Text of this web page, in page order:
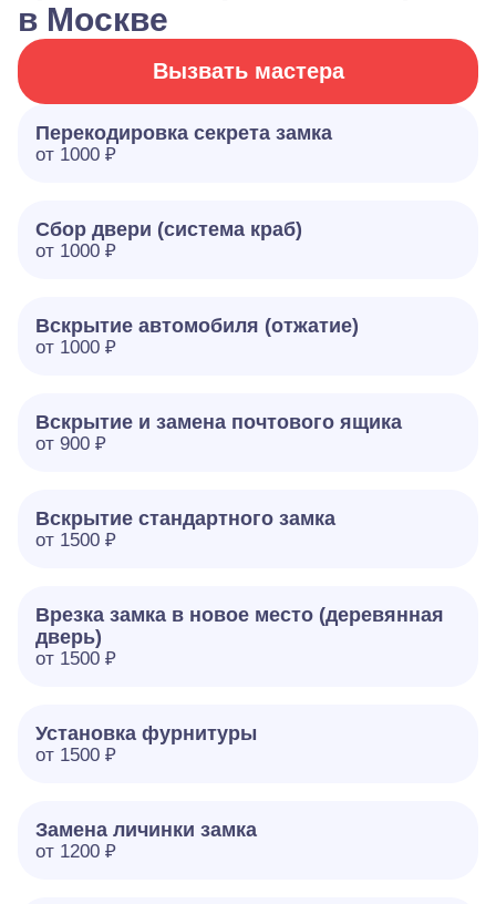
в Москве
Вызвать мастера
Перекодировка секрета замка
от 1000 ₽
Сбор двери (система краб)
от 1000 ₽
Вскрытие автомобиля (отжатие)
от 1000 ₽
Вскрытие и замена почтового ящика
от 900 ₽
Вскрытие стандартного замка
от 1500 ₽
Врезка замка в новое место (деревянная
дверь)
от 1500 ₽
Установка фурнитуры
от 1500 ₽
Замена личинки замка
от 1200 ₽